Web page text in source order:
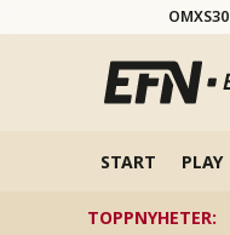
OMXS30
START PLAY
TOPPNYHETER: